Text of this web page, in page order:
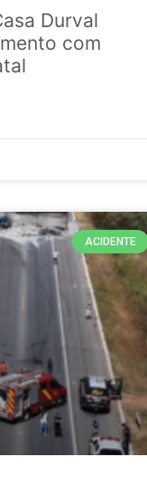
Durval
com
ACIDENTE